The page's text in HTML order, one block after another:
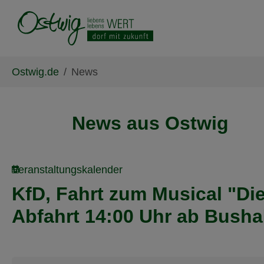
Ostwig.de News
News aus Ostwig
Veranstaltungskalender
KfD, Fahrt zum Musical
Abfahrt 14:00 Uhr ab